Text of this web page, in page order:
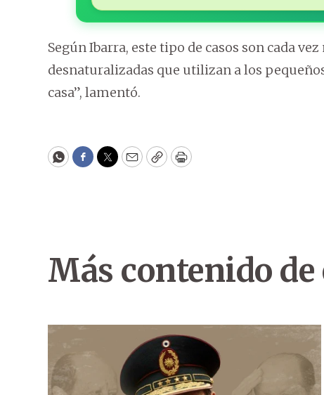
Según Ibarra, este tipo de casos son cada
desnaturalizadas que utilizan a los
casa”, lamentó.
WhatsApp
Facebook
Twitter
EmailCopyPrint
Más contenido de